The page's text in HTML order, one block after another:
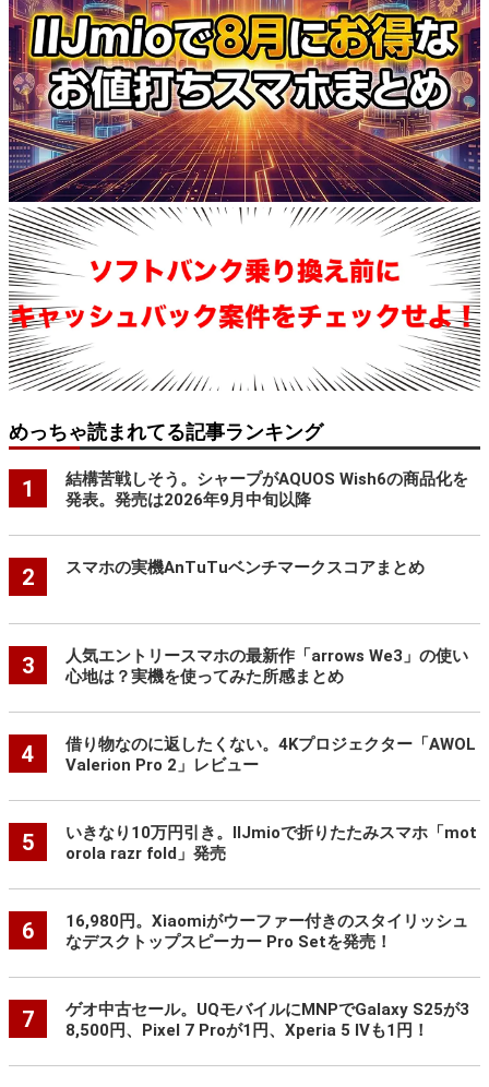
めっちゃ読まれてる記事ランキング
1
結構苦戦しそう。シャープがAQUOS Wish6の商品化を
発表。発売は2026年9月中旬以降
2 スマホの実機AnTuTuベンチマークスコアまとめ
3
人気エントリースマホの最新作「arrows We3」の使い
心地は？実機を使ってみた所感まとめ
4
借り物なのに返したくない。4Kプロジェクター「AWOL
Valerion Pro 2」レビュー
5
いきなり10万円引き。IIJmioで折りたたみスマホ「mot
orola razr fold」発売
6
16,980円。Xiaomiがウーファー付きのスタイリッシュ
なデスクトップスピーカー Pro Setを発売！
7
ゲオ中古セール。UQモバイルにMNPでGalaxy S25が3
8,500円、Pixel 7 Proが1円、Xperia 5 IVも1円！